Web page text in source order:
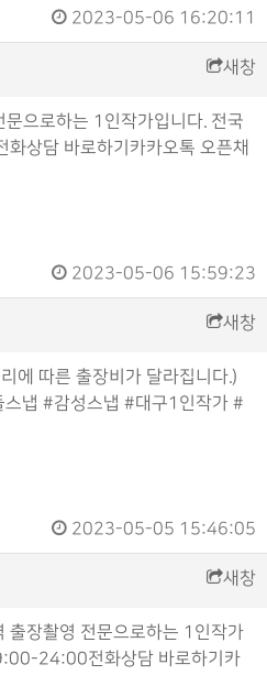
2023-05-06 16:20:11
새창
으로하는 1인작가입니다. 전국
상담 바로하기카카오톡 오픈채
2023-05-06 15:59:23
새창
에 따른 출장비가 달라집니다.)
냅 #감성스냅 #대구1인작가 #
2023-05-05 15:46:05
새창
출장촬영 전문으로하는 1인작가
24:00전화상담 바로하기카